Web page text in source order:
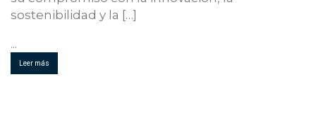
sostenibilidad y la […]
...
Leer más